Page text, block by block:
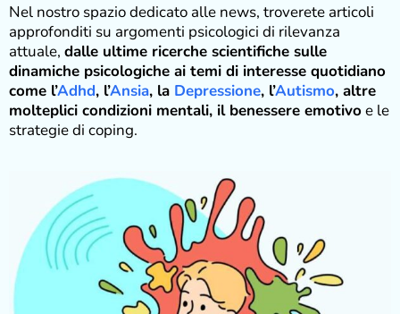
Nel nostro spazio dedicato alle news, troverete articoli
approfonditi su argomenti psicologici di rilevanza
attuale, dalle ultime ricerche scientifiche sulle
dinamiche psicologiche ai temi di interesse quotidiano
come l’Adhd, l’Ansia, la Depressione, l’Autismo, altre
molteplici condizioni mentali, il benessere emotivoe le
strategie di coping.